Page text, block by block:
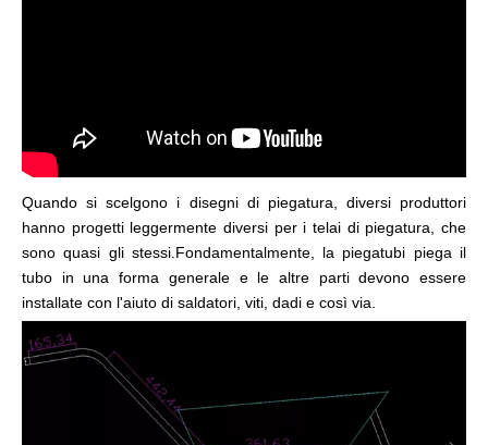
Quando si scelgono i disegni di piegatura, diversi produttori
hanno progetti leggermente diversi per i telai di piegatura, che
sono quasi gli stessi.Fondamentalmente, la piegatubi piega il
tubo in una forma generale e le altre parti devono essere
installate con l'aiuto di saldatori, viti, dadi e così via.